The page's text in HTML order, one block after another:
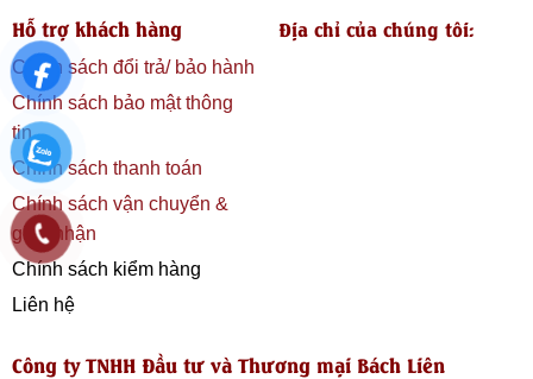
Hỗ trợ khách hàng
Chính sách đổi trả/ bảo hành
Chính sách bảo mật thông
tin
Chính sách thanh toán
Chính sách vận chuyển &
giao nhận
Chính sách kiểm hàng
Liên hệ
Địa chỉ của chúng tôi:
Công ty TNHH Đầu tư và Thương mại Bách Liên